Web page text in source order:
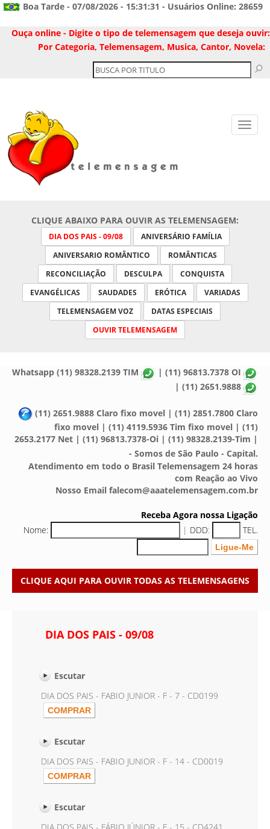
Boa Tarde - 07/08/2026 - 15:31:31 - Usuários Online: 28659
Ouça online - Digite o tipo de telemensagem que deseja ouvir:
Por Categoria, Telemensagem, Musica, Cantor, Novela:
CLIQUE ABAIXO PARA OUVIR AS TELEMENSAGEM:
DIA DOS PAIS - 09/08
ANIVERSÁRIO FAMÍLIA
ANIVERSARIO ROMÂNTICO
ROMÂNTICAS
RECONCILIAÇÃO
DESCULPA
CONQUISTA
EVANGÉLICAS
SAUDADES ERÓTICA
VARIADAS
TELEMENSAGEM VOZ
DATAS ESPECIAIS
OUVIR TELEMENSAGEM
Whatsapp (11) 98328.2139 TIM
| (11) 96813.7378 OI
| (11) 2651.9888
(11) 2651.9888 Claro fixo movel | (11) 2851.7800 Claro
fixo movel | (11) 4119.5936 Tim fixo movel | (11)
2653.2177 Net | (11) 96813.7378-Oi | (11) 98328.2139-Tim |
- Somos de São Paulo - Capital.
Atendimento em todo o Brasil Telemensagem 24 horas
com Reação ao Vivo
Nosso Email falecom@aaatelemensagem.com.br
Receba Agora nossa Ligação
Nome:
| DDD: TEL.
CLIQUE AQUI PARA OUVIR TODAS AS TELEMENSAGENS
DIA DOS PAIS - 09/08
Escutar
DIA DOS PAIS - FABIO JUNIOR - F - 7 - CD0199
Escutar
DIA DOS PAIS - FABIO JUNIOR - F - 14 - CD0019
Escutar